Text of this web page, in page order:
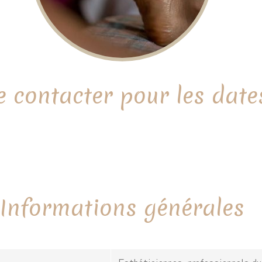
contacter pour les
Informations générales